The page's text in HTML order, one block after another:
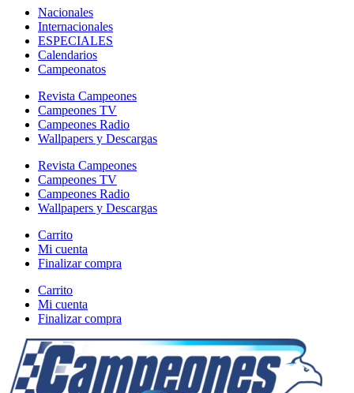
Nacionales
Internacionales
ESPECIALES
Calendarios
Campeonatos
Revista Campeones
Campeones TV
Campeones Radio
Wallpapers y Descargas
Revista Campeones
Campeones TV
Campeones Radio
Wallpapers y Descargas
Carrito
Mi cuenta
Finalizar compra
Carrito
Mi cuenta
Finalizar compra